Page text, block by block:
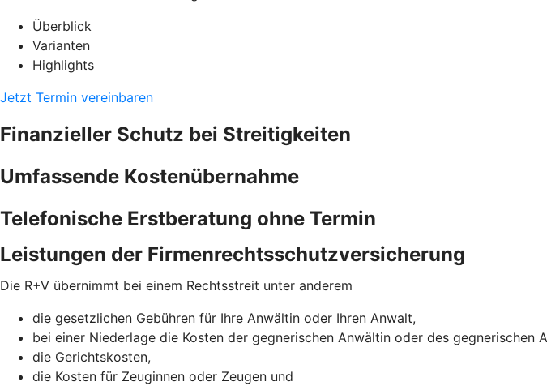
Überblick
Varianten
Highlights
Jetzt Termin vereinbaren
Finanzieller Schutz bei Streitigkeiten
Umfassende Kostenübernahme
Telefonische Erstberatung ohne Termin
Leistungen der Firmenrechtsschutzversicherung
Die R+V übernimmt bei einem Rechtsstreit unter anderem
die gesetzlichen Gebühren für Ihre Anwältin oder Ihren Anwalt,
bei einer Niederlage die Kosten der gegnerischen Anwältin oder des gegnerischen
die Gerichtskosten,
die Kosten für Zeuginnen oder Zeugen und